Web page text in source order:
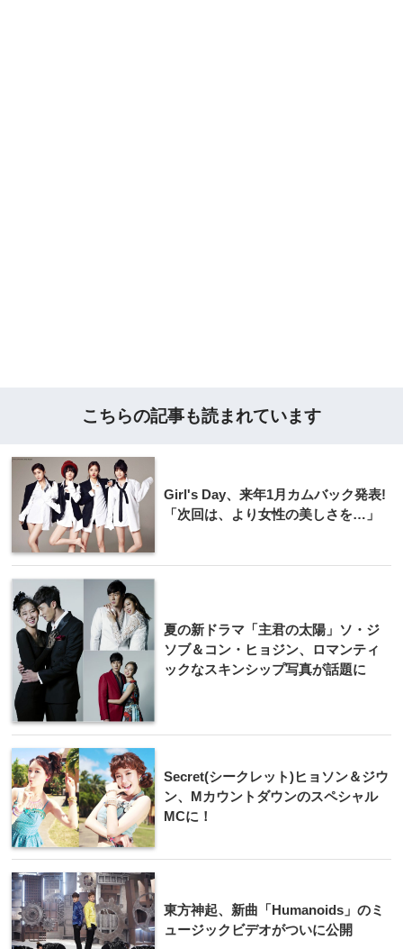
こちらの記事も読まれています
Girl's Day、来年1月カムバック発表!
「次回は、より女性の美しさを…」
夏の新ドラマ「主君の太陽」ソ・ジ
ソブ＆コン・ヒョジン、ロマンティ
ックなスキンシップ写真が話題に
Secret(シークレット)ヒョソン＆ジウ
ン、Mカウントダウンのスペシャル
MCに！
東方神起、新曲「Humanoids」のミ
ュージックビデオがついに公開